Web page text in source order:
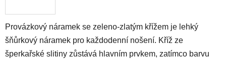
Provázkový náramek se zeleno-zlatým křížem je lehký
šňůrkový náramek pro každodenní nošení. Kříž ze
šperkařské slitiny zůstává hlavním prvkem, zatímco barvu